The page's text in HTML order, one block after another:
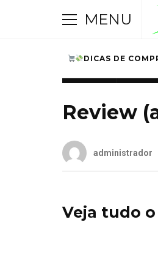
MENU
DICAS DE
Review
administrador
Veja tudo